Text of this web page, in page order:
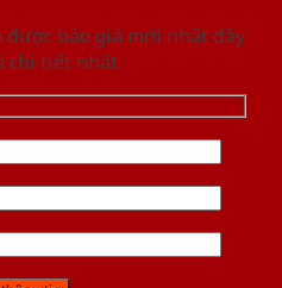
báo giá mới nhât đầy
chi tiết nhất.